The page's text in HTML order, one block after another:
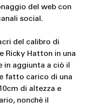
del web con
social.
del calibro di
Ricky Hatton in una
in aggiunta a ciò il
fatto carico di una
di altezza e
nonchè il